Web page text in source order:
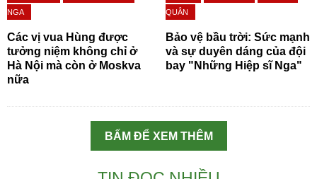
NGA
Các vị vua Hùng được
tưởng niệm không chỉ ở
Hà Nội mà còn ở Moskva
nữa
QUÂN
Bảo vệ bầu trời: Sức mạnh
và sự duyên dáng của đội
bay "Những Hiệp sĩ Nga"
BẤM ĐỂ XEM THÊM